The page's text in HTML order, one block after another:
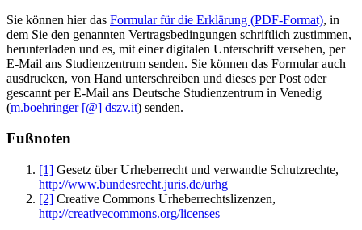
Sie können hier das Formular für die Erklärung (PDF-Format), in
dem Sie den genannten Vertragsbedingungen schriftlich zustimmen,
herunterladen und es, mit einer digitalen Unterschrift versehen, per
E-Mail ans Studienzentrum senden. Sie können das Formular auch
ausdrucken, von Hand unterschreiben und dieses per Post oder
gescannt per E-Mail ans Deutsche Studienzentrum in Venedig
(m.boehringer [@] dszv.it) senden.
Fußnoten
[1] Gesetz über Urheberrecht und verwandte Schutzrechte,
http://www.bundesrecht.juris.de/urhg
[2] Creative Commons Urheberrechtslizenzen,
http://creativecommons.org/licenses